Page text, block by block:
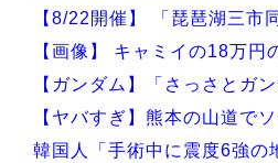
Powered by livedoor 相互
【8/22開催】 「琵琶湖三市
【画像】 キャミイの18万円
【ガンダム】「さっさとガ
【ヤバすぎ】熊本の山道で
韓国人「手術中に震度6強の